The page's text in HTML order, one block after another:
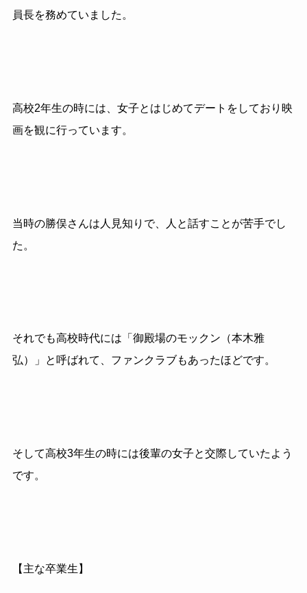
員長を務めていました。
高校2年生の時には、女子とはじめてデートをしており映
画を観に行っています。
当時の勝俣さんは人見知りで、人と話すことが苦手でし
た。
それでも高校時代には「御殿場のモックン（本木雅
弘）」と呼ばれて、 ファンクラブもあったほどです。
そして高校3年生の時には後輩の女子と交際していたよう
です。
【主な卒業生】